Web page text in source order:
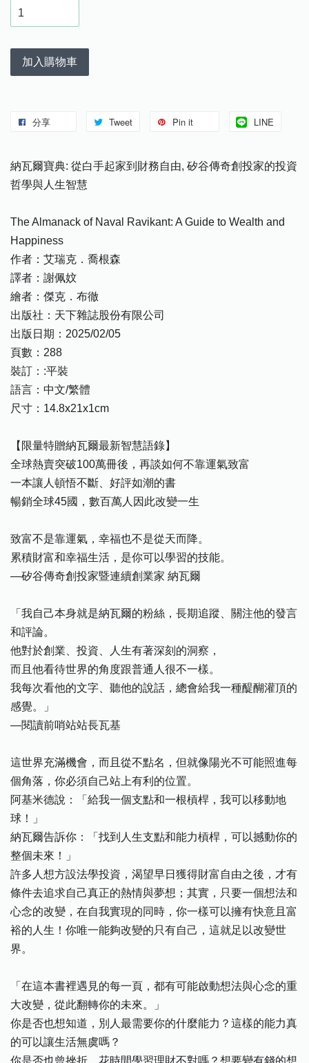
加入購物車
分享 Tweet Pin it LINE
納瓦爾寶典: 從白手起家到財務自由, 矽谷傳奇創投家的投資
哲學與人生智慧
The Almanack of Naval Ravikant: A Guide to Wealth and
Happiness
作者：艾瑞克．喬根森
譯者：謝佩妏
繪者：傑克．布徹
出版社：天下雜誌股份有限公司
出版日期：2025/02/05
頁數：288
裝訂：:平裝
語言：中文/繁體
尺寸：14.8x21x1cm
【限量特贈納瓦爾最新智慧語錄】
全球熱賣突破100萬冊後，再談如何不靠運氣致富
一本讓人頓悟不斷、好評如潮的書
暢銷全球45國，數百萬人因此改變一生
致富不是靠運氣，幸福也不是從天而降。
累積財富和幸福生活，是你可以學習的技能。
—矽谷傳奇創投家暨連續創業家 納瓦爾
「我自己本身就是納瓦爾的粉絲，長期追蹤、關注他的發言
和評論。
他對於創業、投資、人生有著深刻的洞察，
而且他看待世界的角度跟普通人很不一樣。
我每次看他的文字、聽他的說話，總會給我一種醍醐灌頂的
感覺。」
—閱讀前哨站站長瓦基
這世界充滿機會，而且從不點名，但就像陽光不可能照進每
個角落，你必須自己站上有利的位置。
阿基米德說：「給我一個支點和一根槓桿，我可以移動地
球！」
納瓦爾告訴你：「找到人生支點和能力槓桿，可以撼動你的
整個未來！」
許多人想方設法學投資，渴望早日獲得財富自由之後，才有
條件去追求自己真正的熱情與夢想；其實，只要一個想法和
心念的改變，在自我實現的同時，你一樣可以擁有快意且富
裕的人生！你唯一能夠改變的只有自己，這就足以改變世
界。
「在這本書裡遇見的每一頁，都有可能啟動想法與心念的重
大改變，從此翻轉你的未來。」
你是否也想知道，別人最需要你的什麼能力？這樣的能力真
的可以讓生活無虞嗎？
你是否也曾挫折，花時間學習理財不對嗎？想要變有錢的想